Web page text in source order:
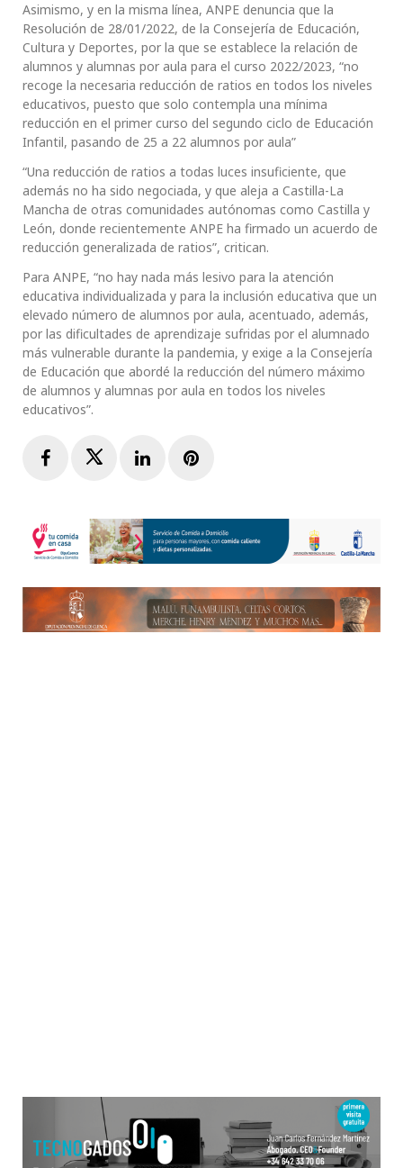
Asimismo, y en la misma línea, ANPE denuncia que la
Resolución de 28/01/2022, de la Consejería de Educación,
Cultura y Deportes, por la que se establece la relación de
alumnos y alumnas por aula para el curso 2022/2023, “no
recoge la necesaria reducción de ratios en todos los niveles
educativos, puesto que solo contempla una mínima
reducción en el primer curso del segundo ciclo de Educación
Infantil, pasando de 25 a 22 alumnos por aula”
“Una reducción de ratios a todas luces insuficiente, que
además no ha sido negociada, y que aleja a Castilla-La
Mancha de otras comunidades autónomas como Castilla y
León, donde recientemente ANPE ha firmado un acuerdo de
reducción generalizada de ratios”, critican.
Para ANPE, “no hay nada más lesivo para la atención
educativa individualizada y para la inclusión educativa que un
elevado número de alumnos por aula, acentuado, además,
por las dificultades de aprendizaje sufridas por el alumnado
más vulnerable durante la pandemia, y exige a la Consejería
de Educación que abordé la reducción del número máximo
de alumnos y alumnas por aula en todos los niveles
educativos”.
FacebookTwitterLinkedInPinterest